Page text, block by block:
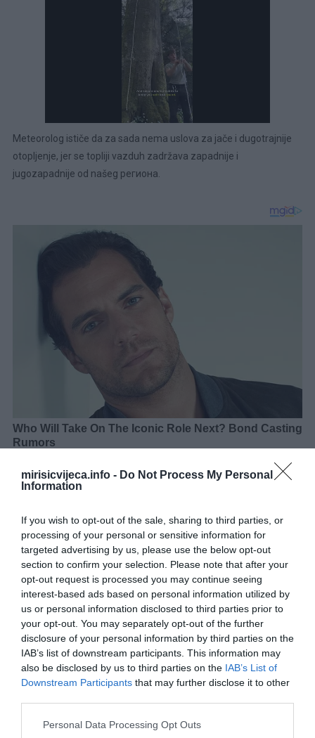
mirisicvijeca.info - Do Not Process My Personal
Information
If you wish to opt-out of the sale, sharing to third parties, or
processing of your personal or sensitive information for
targeted advertising by us, please use the below opt-out
section to confirm your selection. Please note that after your
opt-out request is processed you may continue seeing
interest-based ads based on personal information utilized by
us or personal information disclosed to third parties prior to
your opt-out. You may separately opt-out of the further
disclosure of your personal information by third parties on the
IAB’s list of downstream participants. This information may
also be disclosed by us to third parties on the IAB’s List of
Downstream Participants that may further disclose it to other
Please note that this website/app uses one or more Google
Personal Data Processing Opt Outs
Meteorolog ističe da za sada nema uslova za jače i dugotrajnije
otopljenje, jer se topliji vazduh zadržava zapadnije i
jugozapadnije od našeg региона.
U prognozi se navodi da će se dnevne temperature kretati
uglavnom između 21 i 27 stepeni, dok će noći biti svježije, sa
vrijednostima od 6 do 15 stepeni Celzijusa.
Od 27. do 30. maja očekuje se stabilnije i umjereno toplo vrijeme,